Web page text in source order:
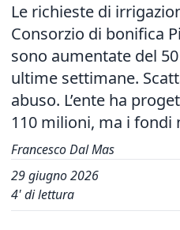
Le richieste di
Consorzio di bonifica
sono aumentate del
ultime settimane.
abuso. L’ente ha
110 milioni, ma i fondi
Francesco Dal Mas
29 giugno 2026
4' di lettura